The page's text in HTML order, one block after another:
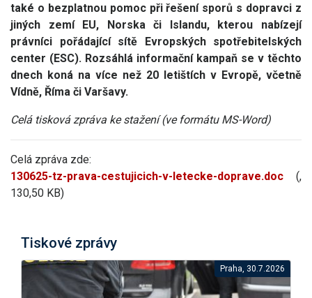
také o bezplatnou pomoc při řešení sporů s dopravci z
jiných zemí EU, Norska či Islandu, kterou nabízejí
právníci pořádající sítě Evropských spotřebitelských
center (ESC). Rozsáhlá informační kampaň se v těchto
dnech koná na více než 20 letištích v Evropě, včetně
Vídně, Říma či Varšavy.
Celá tisková zpráva ke stažení (ve formátu MS-Word)
Celá zpráva zde:
130625-tz-prava-cestujicich-v-letecke-doprave.doc (,
130,50 KB)
Tiskové zprávy
Praha, 30.7.2026